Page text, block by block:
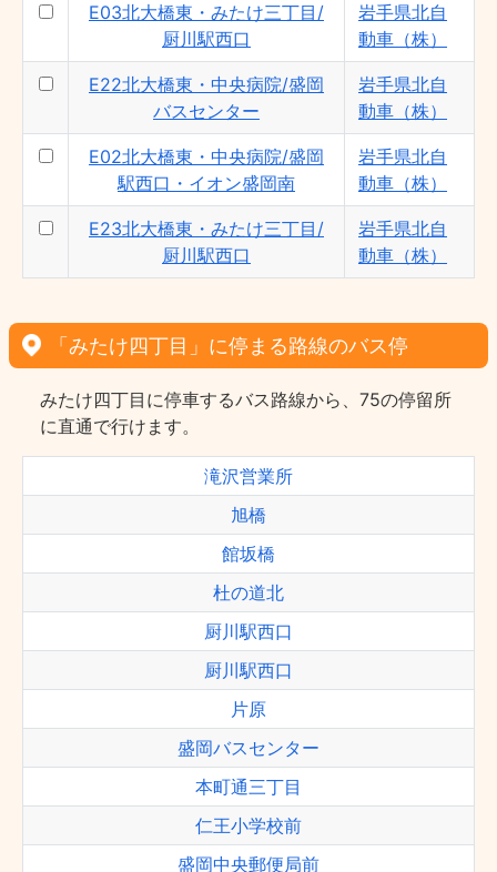
E03北大橋東・みたけ三丁目/
厨川駅西口
岩手県北自
動車（株）
E22北大橋東・中央病院/盛岡
バスセンター
岩手県北自
動車（株）
E02北大橋東・中央病院/盛岡
駅西口・イオン盛岡南
岩手県北自
動車（株）
E23北大橋東・みたけ三丁目/
厨川駅西口
岩手県北自
動車（株）
「みたけ四丁目」に停まる路線のバス停
みたけ四丁目に停車するバス路線から、75の停留所
に直通で行けます。
滝沢営業所
旭橋
館坂橋
杜の道北
厨川駅西口
厨川駅西口
片原
盛岡バスセンター
本町通三丁目
仁王小学校前
盛岡中央郵便局前